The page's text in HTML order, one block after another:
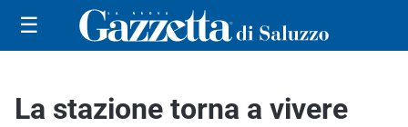
☰
La stazione torna a vivere